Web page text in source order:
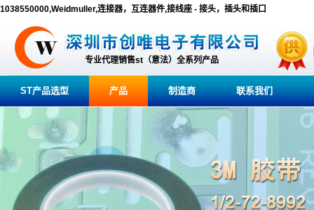
1038550000,Weidmuller,连接器，互连器件,接线座 - 接头，插头和插口
专业代理销售st（意法）全系列产品
ST产品选型 产品 制造商 联系我们